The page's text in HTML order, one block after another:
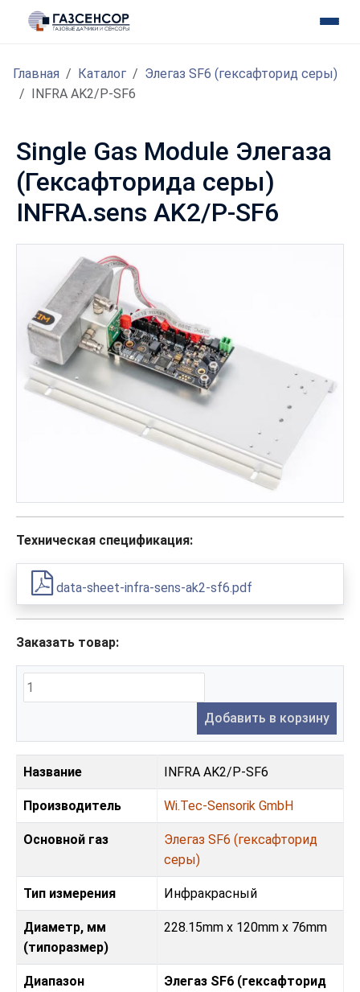
Главная Каталог
Элегаз SF6 (гексафторид серы)
INFRA AK2/P-SF6
Single Gas Module Элегаза
(Гексафторида серы)
INFRA.sens AK2/P-SF6
Техническая спецификация:
data-sheet-infra-sens-ak2-sf6.pdf
Заказать товар:
Добавить в корзину
Название INFRA AK2/P-SF6
Производитель Wi.Tec-Sensorik GmbH
Основной газ
Элегаз SF6 (гексафторид
серы)
Тип измерения Инфракрасный
Диаметр, мм
(типоразмер)
228.15mm x 120mm x 76mm
Диапазон
Элегаз SF6 (гексафторид